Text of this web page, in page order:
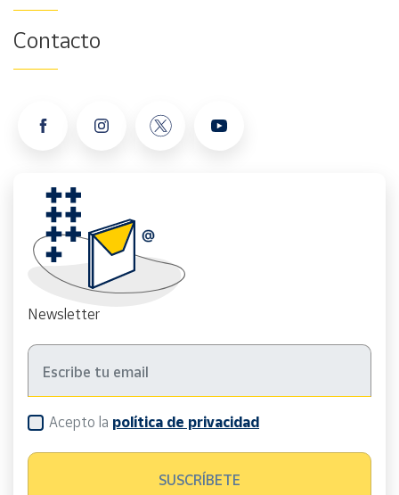
Contacto
Newsletter
Acepto la política de privacidad